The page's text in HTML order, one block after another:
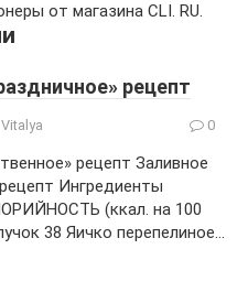
от магазина CLI. RU.
рецепт
Vitalya 0
рецепт Заливное
Ингредиенты
(ккал. на 100
38 Яичко перепелиное…